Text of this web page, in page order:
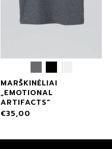
MARŠKINĖLIAI
„EMOTIONAL
ARTIFACTS”
€35,00